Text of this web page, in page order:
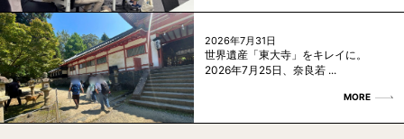
2026年7月31日
世界遺産「東大寺」をキレイに。
2026年7月25日、奈良若 ...
MORE